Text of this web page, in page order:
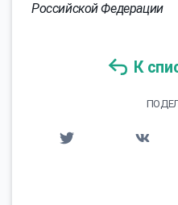
Российской Федерации
К